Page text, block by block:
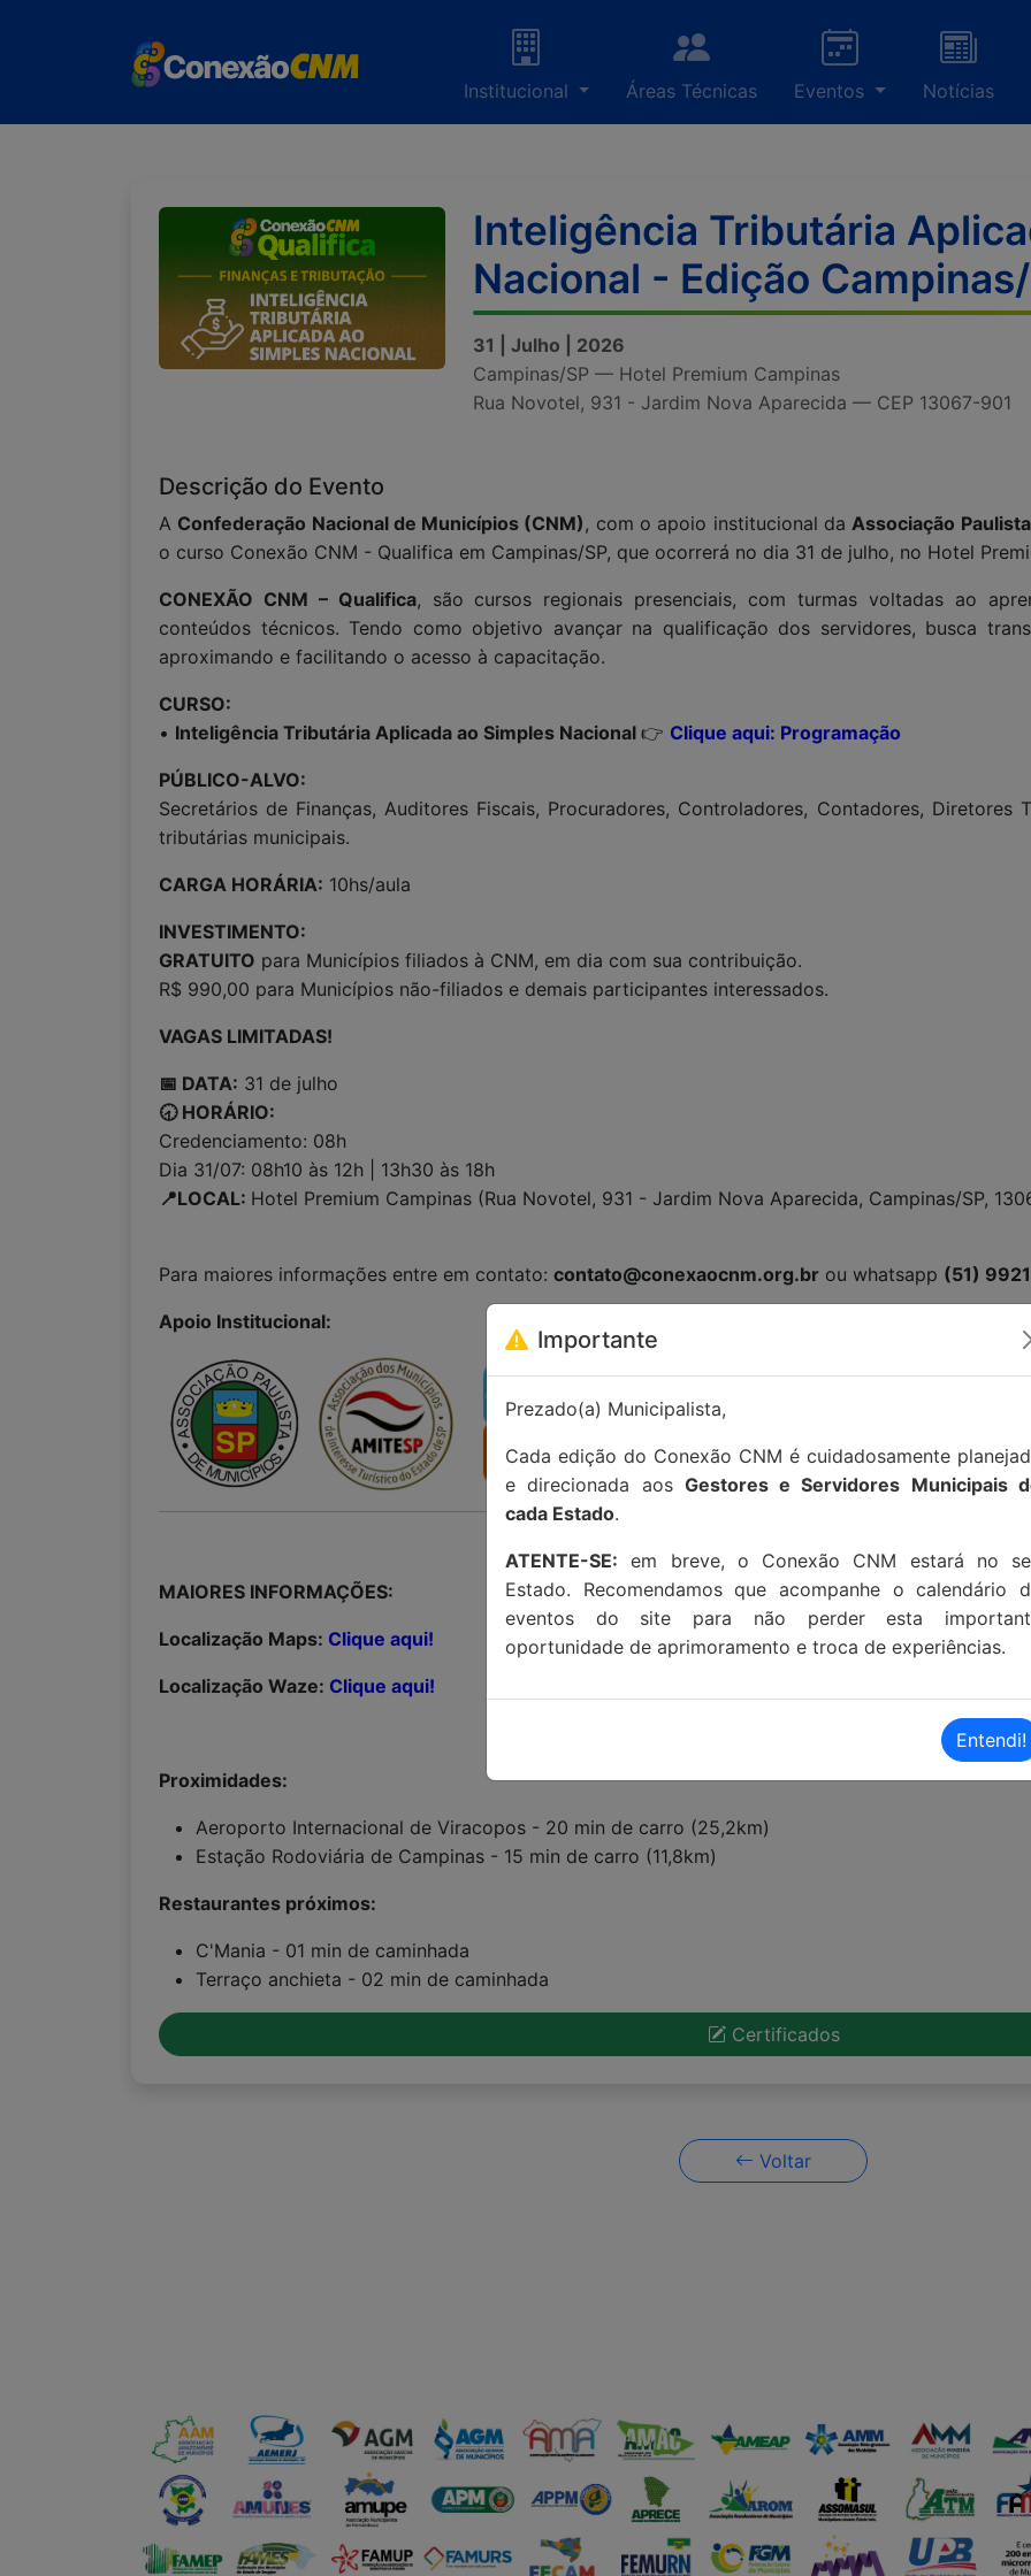
Institucional Áreas Técnicas Eventos Notícias
Inteligência Tributária
Nacional - Edição
31 | Julho | 2026
Campinas/SP — Hotel Premium Campinas
Rua Novotel, 931 - Jardim Nova Aparecida — CEP 13067-901
Descrição do Evento
A Confederação Nacional de Municípios (CNM), com o apoio institucional daAssociação
o curso Conexão CNM - Qualifica em Campinas/SP, que ocorrerá no dia 31 de julho, no Hotel
CONEXÃO CNM – Qualifica, são cursos regionais presenciais, com turmas voltadas ao
conteúdos técnicos. Tendo como objetivo avançar na qualificação dos servidores, busca
aproximando e facilitando o acesso à capacitação.
CURSO:
• Inteligência Tributária Aplicada ao Simples Nacional 👉 Clique aqui: Programação
PÚBLICO-ALVO:
Secretários de Finanças, Auditores Fiscais, Procuradores, Controladores, Contadores, Diretores
tributárias municipais.
CARGA HORÁRIA: 10hs/aula
INVESTIMENTO:
GRATUITO para Municípios filiados à CNM, em dia com sua contribuição.
R$ 990,00 para Municípios não-filiados e demais participantes interessados.
VAGAS LIMITADAS!
📅 DATA: 31 de julho
🕣 HORÁRIO:
Credenciamento: 08h
Dia 31/07: 08h10 às 12h | 13h30 às 18h
📍LOCAL: Hotel Premium Campinas (Rua Novotel, 931 - Jardim Nova Aparecida, Campinas/SP,
Para maiores informações entre em contato: contato@conexaocnm.org.br ou whatsapp (51)
Apoio Institucional:
MAIORES INFORMAÇÕES:
Localização Maps: Clique aqui!
Localização Waze: Clique aqui!
Proximidades:
Aeroporto Internacional de Viracopos - 20 min de carro (25,2km)
Estação Rodoviária de Campinas - 15 min de carro (11,8km)
Restaurantes próximos:
C'Mania - 01 min de caminhada
Terraço anchieta - 02 min de caminhada
Certificados
Voltar
Importante
Prezado(a) Municipalista,
Cada edição do Conexão CNM é cuidadosamente
e direcionada aos Gestores e Servidores Municipais
cada Estado.
ATENTE-SE: em breve, o Conexão CNM estará no
Estado. Recomendamos que acompanhe o calendário
eventos do site para não perder esta
oportunidade de aprimoramento e troca de experiências.
Entendi!